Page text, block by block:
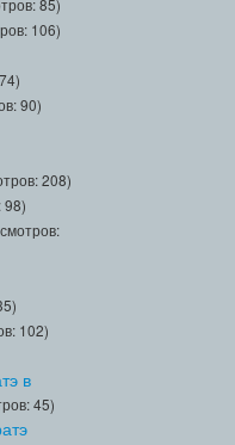
85)
106)
90)
208)
98)
102)
в
45)